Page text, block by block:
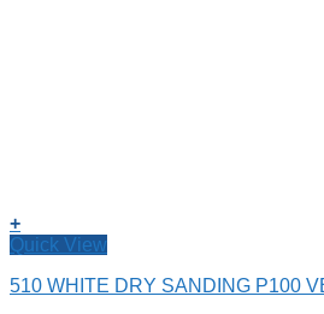
+
Quick View
510 WHITE DRY SANDING P100